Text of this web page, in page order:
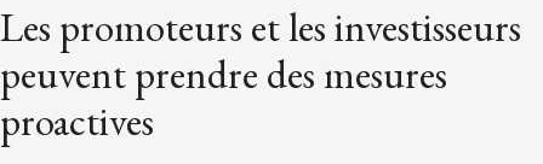
Les promoteurs et les investisseurs
peuvent prendre des mesures
proactives